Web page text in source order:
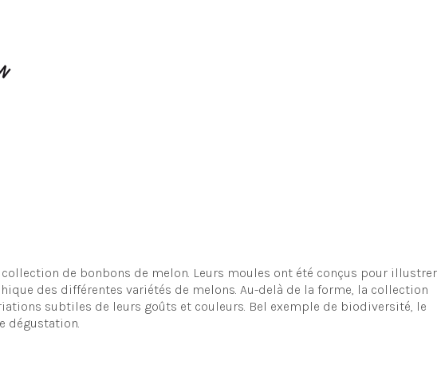
de bonbons de melon. Leurs moules ont été conçus pour illustrer
des différentes variétés de melons. Au-delà de la forme, la collection
subtiles de leurs goûts et couleurs. Bel exemple de biodiversité, le
dégustation.